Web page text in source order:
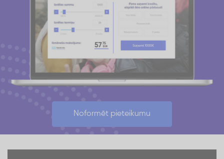
Noformēt pieteikumu